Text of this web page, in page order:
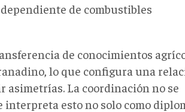
de combustibles
de conocimientos
lo que configura una
asimetrías. La coordinación no se
interpreta esto no solo como